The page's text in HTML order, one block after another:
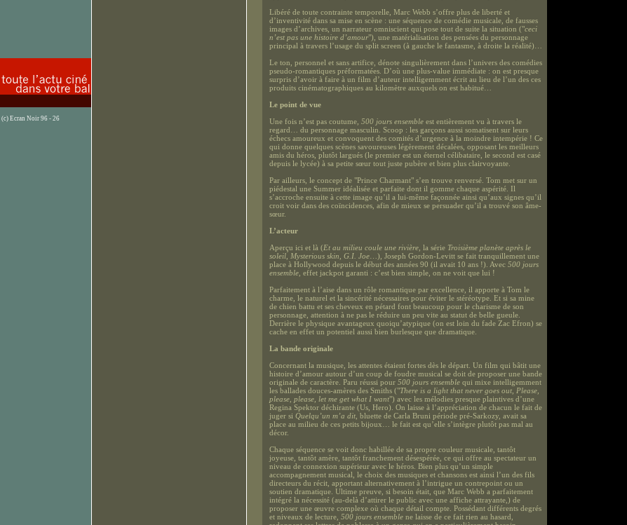
(c) Ecran Noir 96 - 26
Libéré de toute contrainte temporelle, Marc Webb s’offre plus de liberté et
d’inventivité dans sa mise en scène : une séquence de comédie musicale, de fausses
images d’archives, un narrateur omniscient qui pose tout de suite la situation ("ceci
n’est pas une histoire d’amour"), une matérialisation des pensées du personnage
principal à travers l’usage du split screen (à gauche le fantasme, à droite la réalité)…
Le ton, personnel et sans artifice, dénote singulièrement dans l’univers des comédies
pseudo-romantiques préformatées. D’où une plus-value immédiate : on est presque
surpris d’avoir à faire à un film d’auteur intelligemment écrit au lieu de l’un des ces
produits cinématographiques au kilomètre auxquels on est habitué…
Le point de vue
Une fois n’est pas coutume, 500 jours ensemble est entièrement vu à travers le
regard… du personnage masculin. Scoop : les garçons aussi somatisent sur leurs
échecs amoureux et convoquent des comités d’urgence à la moindre intempérie ! Ce
qui donne quelques scènes savoureuses légèrement décalées, opposant les meilleurs
amis du héros, plutôt largués (le premier est un éternel célibataire, le second est casé
depuis le lycée) à sa petite sœur tout juste pubère et bien plus clairvoyante.
Par ailleurs, le concept de "Prince Charmant" s’en trouve renversé. Tom met sur un
piédestal une Summer idéalisée et parfaite dont il gomme chaque aspérité. Il
s’accroche ensuite à cette image qu’il a lui-même façonnée ainsi qu’aux signes qu’il
croit voir dans des coïncidences, afin de mieux se persuader qu’il a trouvé son âme-
sœur.
L’acteur
Aperçu ici et là (Et au milieu coule une rivière , la série Troisième planète après le
soleil Mysterious skin G.I. Joe …), Joseph Gordon-Levitt se fait tranquillement une
place à Hollywood depuis le début des années 90 (il avait 10 ans !). Avec 500 jours
ensemble , effet jackpot garanti : c’est bien simple, on ne voit que lui !
Parfaitement à l’aise dans un rôle romantique par excellence, il apporte à Tom le
charme, le naturel et la sincérité nécessaires pour éviter le stéréotype. Et si sa mine
de chien battu et ses cheveux en pétard font beaucoup pour le charisme de son
personnage, attention à ne pas le réduire un peu vite au statut de belle gueule.
Derrière le physique avantageux quoiqu’atypique (on est loin du fade Zac Efron) se
cache en effet un potentiel aussi bien burlesque que dramatique.
La bande originale
Concernant la musique, les attentes étaient fortes dès le départ. Un film qui bâtit une
histoire d’amour autour d’un coup de foudre musical se doit de proposer une bande
originale de caractère. Paru réussi pour 500 jours ensemble qui mixe intelligemment
les ballades douces-amères des Smiths ("There is a light that never goes out, Please,
please, please, let me get what I want") avec les mélodies presque plaintives d’une
Regina Spektor déchirante (Us, Hero). On laisse à l’appréciation de chacun le fait de
juger si Quelqu’un m’a dit , bluette de Carla Bruni période pré-Sarkozy, avait sa
place au milieu de ces petits bijoux… le fait est qu’elle s’intègre plutôt pas mal au
décor.
Chaque séquence se voit donc habillée de sa propre couleur musicale, tantôt
joyeuse, tantôt amère, tantôt franchement désespérée, ce qui offre au spectateur un
niveau de connexion supérieur avec le héros. Bien plus qu’un simple
accompagnement musical, le choix des musiques et chansons est ainsi l’un des fils
directeurs du récit, apportant alternativement à l’intrigue un contrepoint ou un
soutien dramatique. Ultime preuve, si besoin était, que Marc Webb a parfaitement
intégré la nécessité (au-delà d’attirer le public avec une affiche attrayante,) de
proposer une œuvre complexe où chaque détail compte. Possédant différents degrés
et niveaux de lecture, 500 jours ensemble ne laisse de ce fait rien au hasard,